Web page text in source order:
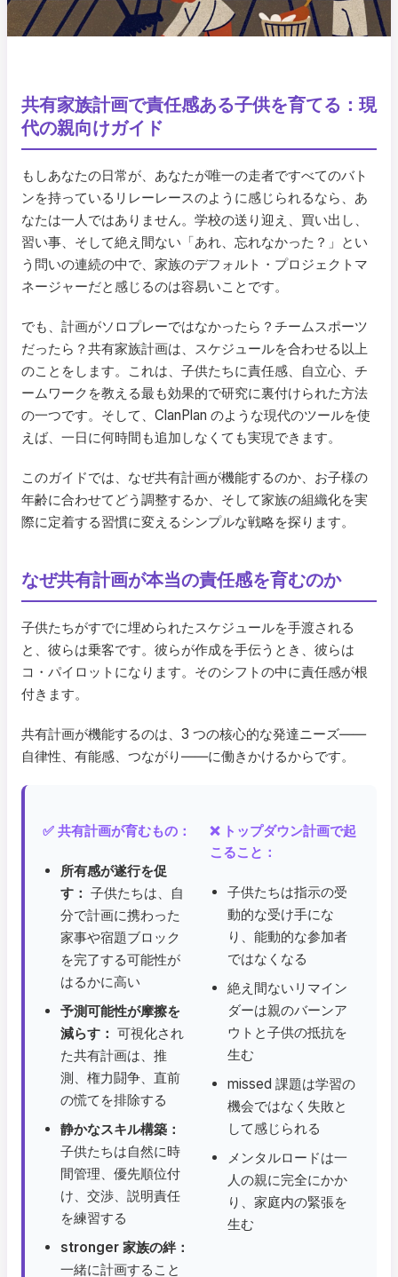
共有家族計画で責任感ある子供を育てる：現
代の親向けガイド
もしあなたの日常が、あなたが唯一の走者ですべてのバト
ンを持っているリレーレースのように感じられるなら、あ
なたは一人ではありません。学校の送り迎え、買い出し、
習い事、そして絶え間ない「あれ、忘れなかった？」とい
う問いの連続の中で、家族のデフォルト・プロジェクトマ
ネージャーだと感じるのは容易いことです。
でも、計画がソロプレーではなかったら？チームスポーツ
だったら？共有家族計画は、スケジュールを合わせる以上
のことをします。これは、子供たちに責任感、自立心、チ
ームワークを教える最も効果的で研究に裏付けられた方法
の一つです。そして、ClanPlan のような現代のツールを使
えば、一日に何時間も追加しなくても実現できます。
このガイドでは、なぜ共有計画が機能するのか、お子様の
年齢に合わせてどう調整するか、そして家族の組織化を実
際に定着する習慣に変えるシンプルな戦略を探ります。
なぜ共有計画が本当の責任感を育むのか
子供たちがすでに埋められたスケジュールを手渡される
と、彼らは乗客です。彼らが作成を手伝うとき、彼らは
コ・パイロットになります。そのシフトの中に責任感が根
付きます。
共有計画が機能するのは、3 つの核心的な発達ニーズ――
自律性、有能感、つながり――に働きかけるからです。
✅ 共有計画が育むもの：
所有感が遂行を促
す： 子供たちは、自
分で計画に携わった
家事や宿題ブロック
を完了する可能性が
はるかに高い
予測可能性が摩擦を
減らす： 可視化され
た共有計画は、推
測、権力闘争、直前
の慌てを排除する
静かなスキル構築：
子供たちは自然に時
間管理、優先順位付
け、交渉、説明責任
を練習する
stronger 家族の絆：
一緒に計画すること
❌ トップダウン計画で起
こること：
子供たちは指示の受
動的な受け手にな
り、能動的な参加者
ではなくなる
絶え間ないリマイン
ダーは親のバーンア
ウトと子供の抵抗を
生む
missed 課題は学習の
機会ではなく失敗と
して感じられる
メンタルロードは一
人の親に完全にかか
り、家庭内の緊張を
生む